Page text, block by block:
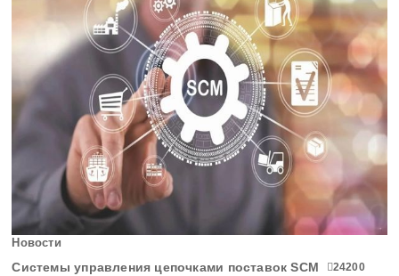
Чукотский АО
Ямало-Ненецкий АО
Ярославская область
Новости
Системы управления цепочками поставок SCM 24200